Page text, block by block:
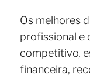
Os melhores
profissional e
competitivo,
financeira,